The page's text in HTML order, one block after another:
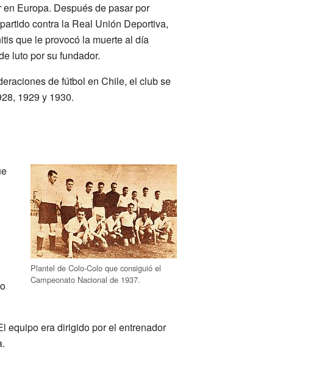
Europa. Después de pasar por
contra la Real Unión Deportiva,
que le provocó la muerte al día
luto por su fundador.
de fútbol en Chile, el club se
1929 y 1930.
Plantel de Colo-Colo que consiguió el
Campeonato Nacional de 1937.
equipo era dirigido por el entrenador